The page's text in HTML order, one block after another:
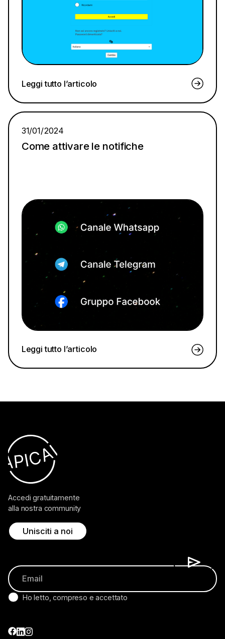
Leggi tutto l’articolo
31/01/2024
Come attivare le notifiche
Leggi tutto l’articolo
Accedi gratuitamente
alla nostra community
Unisciti a noi
Ho letto, compreso e accettato